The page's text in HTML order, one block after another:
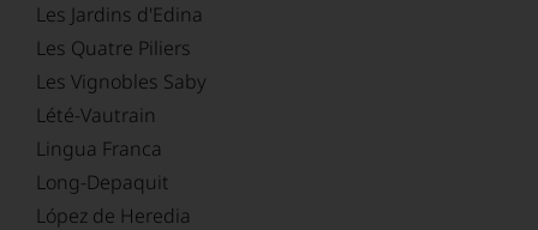
Les Jardins d'Edina
Les Quatre Piliers
Les Vignobles Saby
Lété-Vautrain
Lingua Franca
Long-Depaquit
López de Heredia